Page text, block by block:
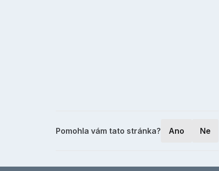
Pomohla vám tato stránka? Ano Ne